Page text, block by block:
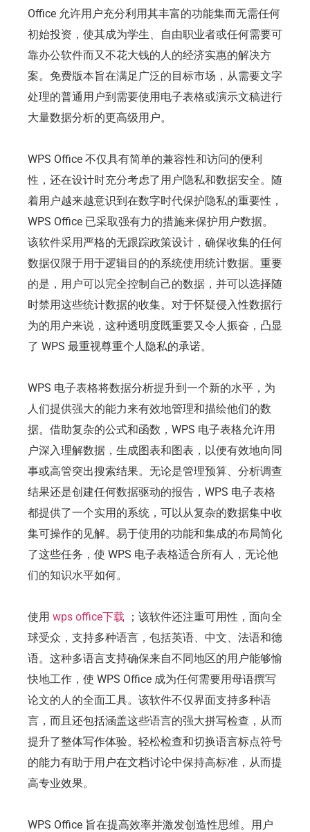
Office 允许用户充分利用其丰富的功能集而无需任何
初始投资，使其成为学生、自由职业者或任何需要可
靠办公软件而又不花大钱的人的经济实惠的解决方
案。免费版本旨在满足广泛的目标市场，从需要文字
处理的普通用户到需要使用电子表格或演示文稿进行
大量数据分析的更高级用户。
WPS Office 不仅具有简单的兼容性和访问的便利
性，还在设计时充分考虑了用户隐私和数据安全。随
着用户越来越意识到在数字时代保护隐私的重要性，
WPS Office 已采取强有力的措施来保护用户数据。
该软件采用严格的无跟踪政策设计，确保收集的任何
数据仅限于用于逻辑目的的系统使用统计数据。重要
的是，用户可以完全控制自己的数据，并可以选择随
时禁用这些统计数据的收集。对于怀疑侵入性数据行
为的用户来说，这种透明度既重要又令人振奋，凸显
了 WPS 最重视尊重个人隐私的承诺。
WPS 电子表格将数据分析提升到一个新的水平，为
人们提供强大的能力来有效地管理和描绘他们的数
据。借助复杂的公式和函数，WPS 电子表格允许用
户深入理解数据，生成图表和图表，以便有效地向同
事或高管突出搜索结果。无论是管理预算、分析调查
结果还是创建任何数据驱动的报告，WPS 电子表格
都提供了一个实用的系统，可以从复杂的数据集中收
集可操作的见解。易于使用的功能和集成的布局简化
了这些任务，使 WPS 电子表格适合所有人，无论他
们的知识水平如何。
使用 wps office下载 ；该软件还注重可用性，面向全
球受众，支持多种语言，包括英语、中文、法语和德
语。这种多语言支持确保来自不同地区的用户能够愉
快地工作，使 WPS Office 成为任何需要用母语撰写
论文的人的全面工具。该软件不仅界面支持多种语
言，而且还包括涵盖这些语言的强大拼写检查，从而
提升了整体写作体验。轻松检查和切换语言标点符号
的能力有助于用户在文档讨论中保持高标准，从而提
高专业效果。
WPS Office 旨在提高效率并激发创造性思维。用户